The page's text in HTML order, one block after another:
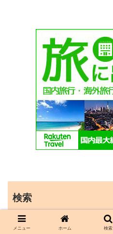
検索
メニュー ホーム 検索